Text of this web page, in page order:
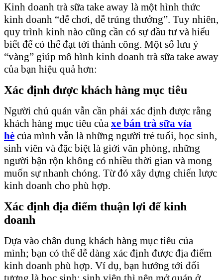
Kinh doanh trà sữa take away là một hình thức
kinh doanh “dễ chơi, dễ trúng thưởng”. Tuy nhiên,
quy trình kinh nào cũng cần có sự đầu tư và hiểu
biết để có thể đạt tới thành công. Một số lưu ý
“vàng” giúp mô hình kinh doanh trà sữa take away
của bạn hiệu quả hơn:
Xác định được khách hàng mục tiêu
Người chủ quán vẫn cần phải xác định được rằng
khách hàng mục tiêu của xe bán trà sữa vỉa
hè của mình vẫn là những người trẻ tuổi, học sinh,
sinh viên và đặc biệt là giới văn phòng, những
người bận rộn không có nhiều thời gian và mong
muốn sự nhanh chóng. Từ đó xây dựng chiến lược
kinh doanh cho phù hợp.
Xác định địa điểm thuận lợi để kinh
doanh
Dựa vào chân dung khách hàng mục tiêu của
mình; bạn có thể dễ dàng xác định được địa điểm
kinh doanh phù hợp. Ví dụ, bạn hướng tới đối